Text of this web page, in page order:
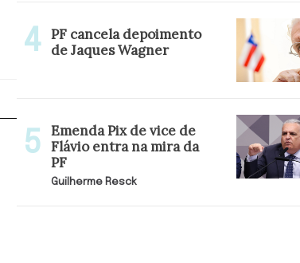
PF cancela depoimento
de Jaques Wagner
Emenda Pix de vice de
Flávio entra na mira da
PF
Guilherme Resck